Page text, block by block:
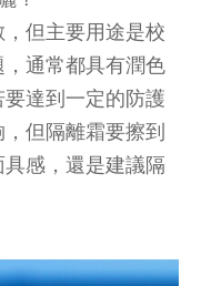
但主要用途是校
通常都具有潤色
達到一定的防護
但隔離霜要擦到
感，還是建議隔